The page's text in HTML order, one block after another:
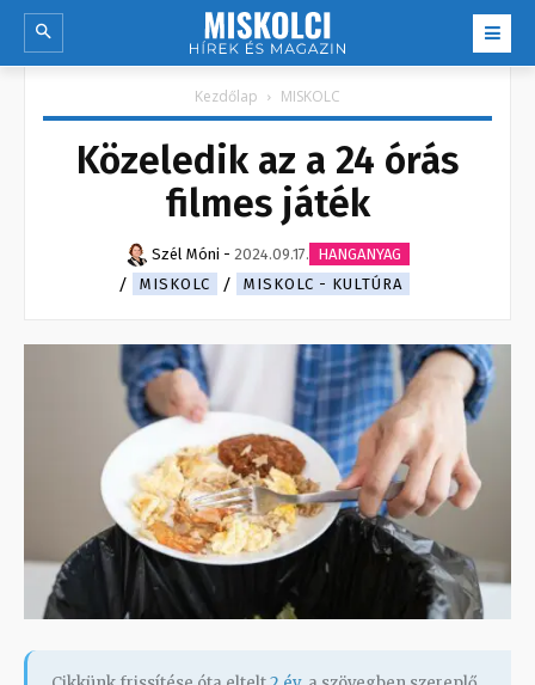
Kezdőlap MISKOLC
Közeledik az a 24 órás
filmes játék
Szél Móni - 2024.09.17. HANGANYAG
MISKOLC
MISKOLC - KULTÚRA